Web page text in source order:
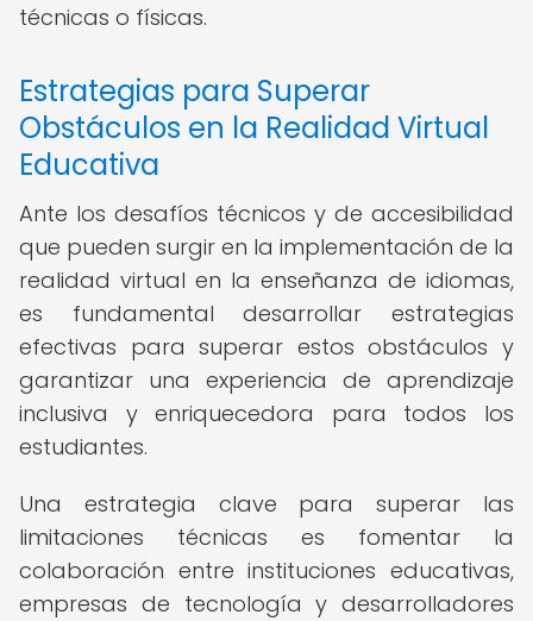
técnicas o físicas.
Estrategias para Superar
Obstáculos en la Realidad Virtual
Educativa
Ante los desafíos técnicos y de accesibilidad
que pueden surgir en la implementación de la
realidad virtual en la enseñanza de idiomas,
es fundamental desarrollar estrategias
efectivas para superar estos obstáculos y
garantizar una experiencia de aprendizaje
inclusiva y enriquecedora para todos los
estudiantes.
Una estrategia clave para superar las
limitaciones técnicas es fomentar la
colaboración entre instituciones educativas,
empresas de tecnología y desarrolladores